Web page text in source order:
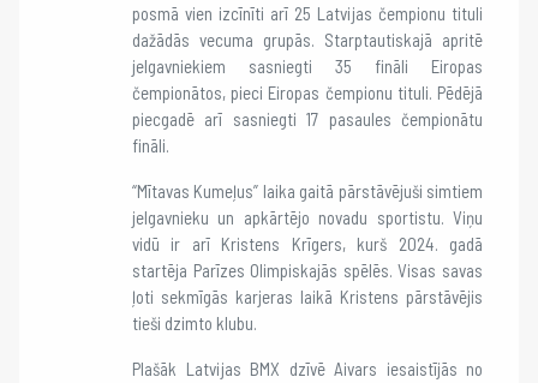
posmā vien izcīnīti arī 25 Latvijas čempionu tituli
dažādās vecuma grupās. Starptautiskajā apritē
jelgavniekiem sasniegti 35 fināli Eiropas
čempionātos, pieci Eiropas čempionu tituli. Pēdējā
piecgadē arī sasniegti 17 pasaules čempionātu
fināli.
“Mītavas Kumeļus” laika gaitā pārstāvējuši simtiem
jelgavnieku un apkārtējo novadu sportistu. Viņu
vidū ir arī Kristens Krīgers, kurš 2024. gadā
startēja Parīzes Olimpiskajās spēlēs. Visas savas
ļoti sekmīgās karjeras laikā Kristens pārstāvējis
tieši dzimto klubu.
Plašāk Latvijas BMX dzīvē Aivars iesaistījās no